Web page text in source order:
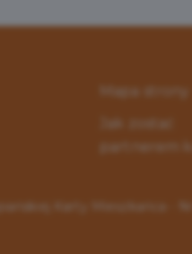
Mapa strony
Jak zostać
partnerem
Karty Mieszkańca -